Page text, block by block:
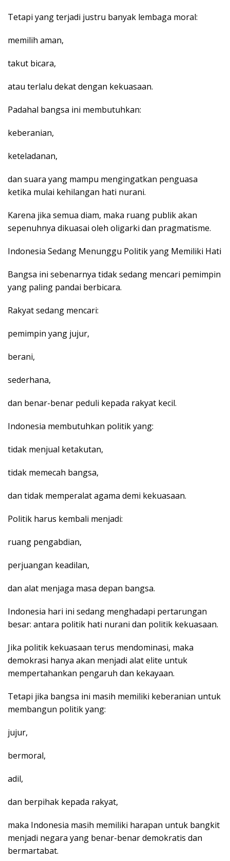
Tetapi yang terjadi justru banyak lembaga moral:
memilih aman,
takut bicara,
atau terlalu dekat dengan kekuasaan.
Padahal bangsa ini membutuhkan:
keberanian,
keteladanan,
dan suara yang mampu mengingatkan penguasa
ketika mulai kehilangan hati nurani.
Karena jika semua diam, maka ruang publik akan
sepenuhnya dikuasai oleh oligarki dan pragmatisme.
Indonesia Sedang Menunggu Politik yang Memiliki Hati
Bangsa ini sebenarnya tidak sedang mencari pemimpin
yang paling pandai berbicara.
Rakyat sedang mencari:
pemimpin yang jujur,
berani,
sederhana,
dan benar-benar peduli kepada rakyat kecil.
Indonesia membutuhkan politik yang:
tidak menjual ketakutan,
tidak memecah bangsa,
dan tidak memperalat agama demi kekuasaan.
Politik harus kembali menjadi:
ruang pengabdian,
perjuangan keadilan,
dan alat menjaga masa depan bangsa.
Indonesia hari ini sedang menghadapi pertarungan
besar: antara politik hati nurani dan politik kekuasaan.
Jika politik kekuasaan terus mendominasi, maka
demokrasi hanya akan menjadi alat elite untuk
mempertahankan pengaruh dan kekayaan.
Tetapi jika bangsa ini masih memiliki keberanian untuk
membangun politik yang:
jujur,
bermoral,
adil,
dan berpihak kepada rakyat,
maka Indonesia masih memiliki harapan untuk bangkit
menjadi negara yang benar-benar demokratis dan
bermartabat.